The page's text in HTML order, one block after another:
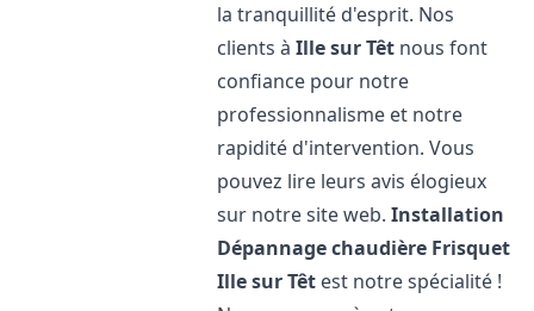
la tranquillité d'esprit. Nos
clients àIlle sur Têt nous font
confiance pour notre
professionnalisme et notre
rapidité d'intervention. Vous
pouvez lire leurs avis élogieux
sur notre site web.Installation
Dépannage chaudière Frisquet
Ille sur Têt est notre spécialité !